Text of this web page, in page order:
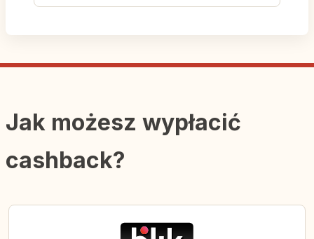
Jak możesz wypłacić
cashback?